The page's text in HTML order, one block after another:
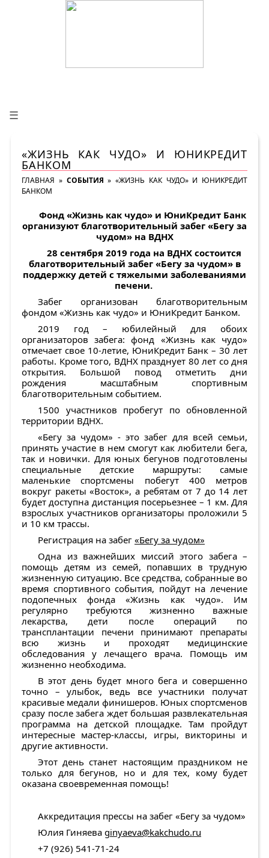
☰
«ЖИЗНЬ КАК ЧУДО» И ЮНИКРЕДИТ
БАНКОМ
ГЛАВНАЯ » СОБЫТИЯ » «ЖИЗНЬ КАК ЧУДО» И ЮНИКРЕДИТ
БАНКОМ
Фонд «Жизнь как чудо» и ЮниКредит Банк
организуют благотворительный забег «Бегу за
чудом» на ВДНХ
28 сентября 2019 года на ВДНХ состоится
благотворительный забег «Бегу за чудом» в
поддержку детей с тяжелыми заболеваниями
печени.
Забег организован благотворительным
фондом «Жизнь как чудо» и ЮниКредит Банком.
2019 год – юбилейный для обоих
организаторов забега: фонд «Жизнь как чудо»
отмечает свое 10-летие, ЮниКредит Банк – 30 лет
работы. Кроме того, ВДНХ празднует 80 лет со дня
открытия. Большой повод отметить дни
рождения масштабным спортивным
благотворительным событием.
1500 участников пробегут по обновленной
территории ВДНХ.
«Бегу за чудом» - это забег для всей семьи,
принять участие в нем смогут как любители бега,
так и новички. Для юных бегунов подготовлены
специальные детские маршруты: самые
маленькие спортсмены побегут 400 метров
вокруг ракеты «Восток», а ребятам от 7 до 14 лет
будет доступна дистанция посерьезнее – 1 км. Для
взрослых участников организаторы проложили 5
и 10 км трассы.
Регистрация на забег «Бегу за чудом»
Одна из важнейших миссий этого забега –
помощь детям из семей, попавших в трудную
жизненную ситуацию. Все средства, собранные во
время спортивного события, пойдут на лечение
подопечных фонда «Жизнь как чудо». Им
регулярно требуются жизненно важные
лекарства, дети после операций по
трансплантации печени принимают препараты
всю жизнь и проходят медицинские
обследования у лечащего врача. Помощь им
жизненно необходима.
В этот день будет много бега и совершенно
точно – улыбок, ведь все участники получат
красивые медали финишеров. Юных спортсменов
сразу после забега ждет большая развлекательная
программа на детской площадке. Там пройдут
интересные мастер-классы, игры, викторины и
другие активности.
Этот день станет настоящим праздником не
только для бегунов, но и для тех, кому будет
оказана своевременная помощь!
Аккредитация прессы на забег «Бегу за чудом»
Юлия Гиняева ginyaeva@kakchudo.ru
+7 (926) 541-71-24